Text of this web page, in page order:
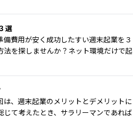
選
費用が安く成功したすい週末起業を３
を探しませんか？ネット環境だけで起
、週末起業のメリットとデメリットに
て考えたとき、サラリーマンであれば